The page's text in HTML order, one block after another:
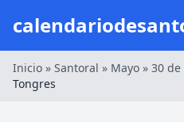
Inicio » Santoral » Mayo » 30 de
Tongres